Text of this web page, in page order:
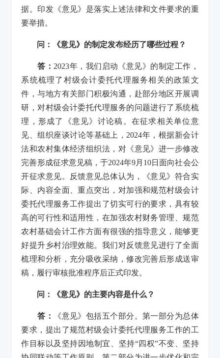
据。印发《意见》是落实上述法律和文件要求的重
要举措。
问：《意见》的制定发布经历了哪些过程？
答： 2023年 ， 我们启动《意见》的制定工作，
系统梳理了村级会计委托代理服务相关的政策文
件，与地方有关部门积极沟通，赴部分地区开展调
研，对村级会计委托代理服务的问题进行了系统梳
理，形成了《意见》讨论稿。在征求相关单位意
见、组织座谈讨论等基础上，2024年，根据新会计
法和农村集体经济组织法，对《意见》进一步修改
完善形成征求意见稿，于2024年9月10日面向社会公
开征求意见。反馈意见总体认为，《意见》符合实
际、内容全面、重点突出，对加强和规范村级会计
委托代理服务工作提出了切实可行的要求，具有较
高的可行性和适用性，在加强农村财务管理、规范
农村基础会计工作方面有很强的指导意义，能够更
好提升乡村治理效能。我们对反馈意见进行了全面
梳理和分析，充分吸收采纳，修改完善后形成送审
稿，履行审核批准程序后正式印发。
问：《意见》的主要内容是什么？
答：
《意见》包括五个部分。第一部分为总体
要求，提出了规范村级会计委托代理服务工作的工
作目标以及坚持因地制宜、坚持“四权”不变、坚持